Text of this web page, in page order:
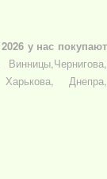
у нас покупают
Днепра,